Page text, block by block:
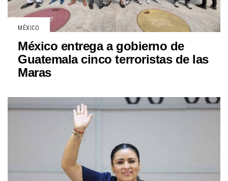
MÉXICO
México entrega a gobierno de
Guatemala cinco terroristas de las
Maras